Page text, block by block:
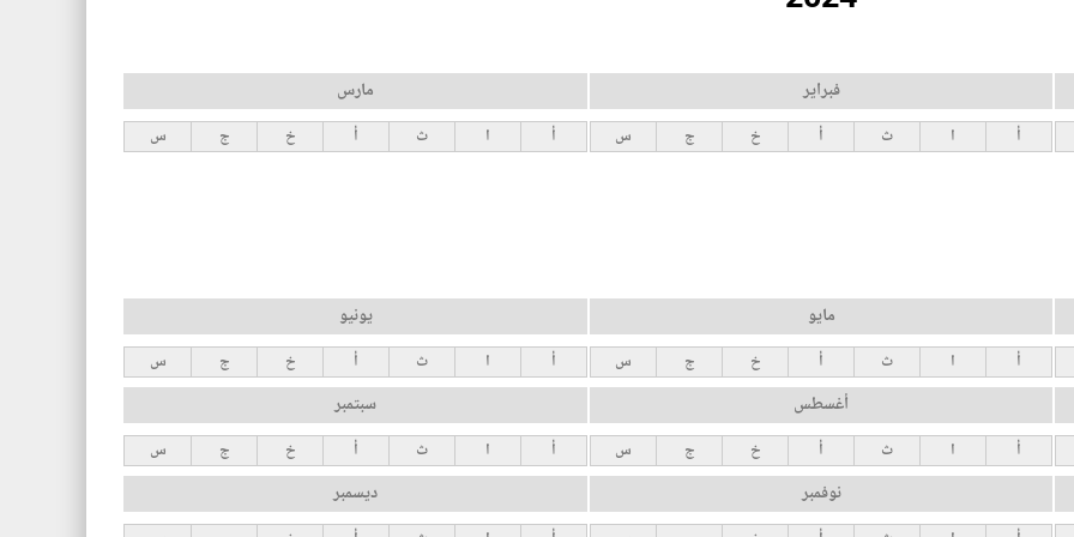
فبراير
أ ا ث أ خ ج س
مارس
أ ا ث أ خ ج س
مايو
أ ا ث أ خ ج س
يونيو
أ ا ث أ خ ج س
أغسطس
أ ا ث أ خ ج س
سبتمبر
أ ا ث أ خ ج س
نوفمبر ديسمبر